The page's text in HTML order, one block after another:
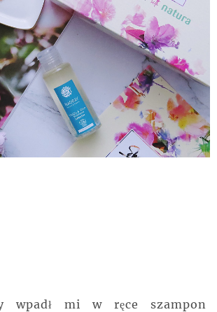
wpadł mi w ręce szampon